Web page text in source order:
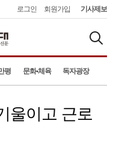
로그인 회원가입 기사제보
평 문화•체육 독자광장
울이고 근로